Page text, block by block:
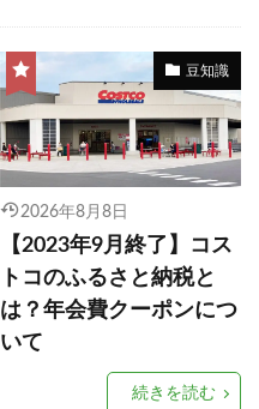
豆知識
2026年8月8日
【2023年9月終了】コス
トコのふるさと納税と
は？年会費クーポンにつ
いて
続きを読む